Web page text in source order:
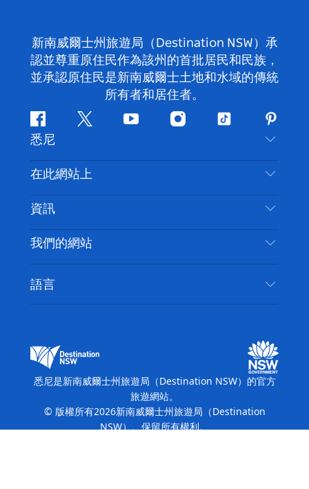
新南威爾士州旅遊局（Destination NSW）承
認並尊重原住民作為該州的首批居民和民族，
並承認原住民是新南威爾士土地和水域的傳統
所有者和居住者。
Facebook嘰
喳
喳
Youtube Instagram
抖
悉尼
聯絡我們
免責聲明
隱私
Cookie 通知
在此網站上
目的地
要做的事情
新南威爾斯州公路旅行
活動
住宿
資訊
旅行資訊
無障礙悉尼
列出您的業務
我們的網站
新南威爾士州旅遊局（Destination NSW）媒體中
心
繽紛悉尼燈光音樂節
語言
悉尼是新南威爾士州旅遊局（Destination NSW）的官方
旅遊網站。
© 版權所有2026新南威爾士州旅遊局（Destination
NSW）。保留所有權利。